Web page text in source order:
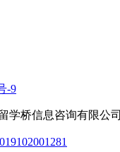
-9
学桥信息咨询有限公司